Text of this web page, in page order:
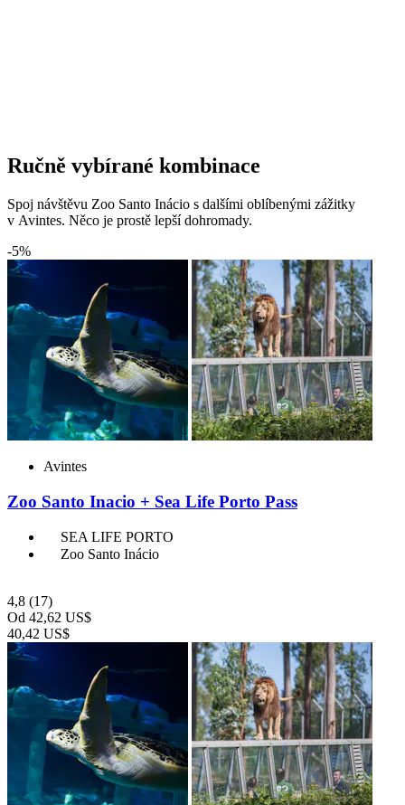
Ručně vybírané kombinace
Spoj návštěvu Zoo Santo Inácio s dalšími oblíbenými zážitky
v Avintes. Něco je prostě lepší dohromady.
-5%
Avintes
Zoo Santo Inacio + Sea Life Porto Pass
SEA LIFE PORTO
Zoo Santo Inácio
4,8 (17)
Od 42,62 US$
40,42 US$